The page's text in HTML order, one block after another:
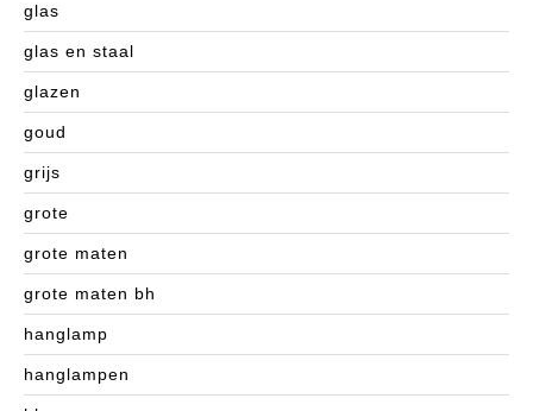
glas
glas en staal
glazen
goud
grijs
grote
grote maten
grote maten bh
hanglamp
hanglampen